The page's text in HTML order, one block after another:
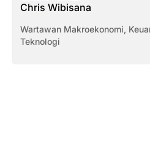
Chris Wibisana
Wartawan Makroekonomi,
Teknologi